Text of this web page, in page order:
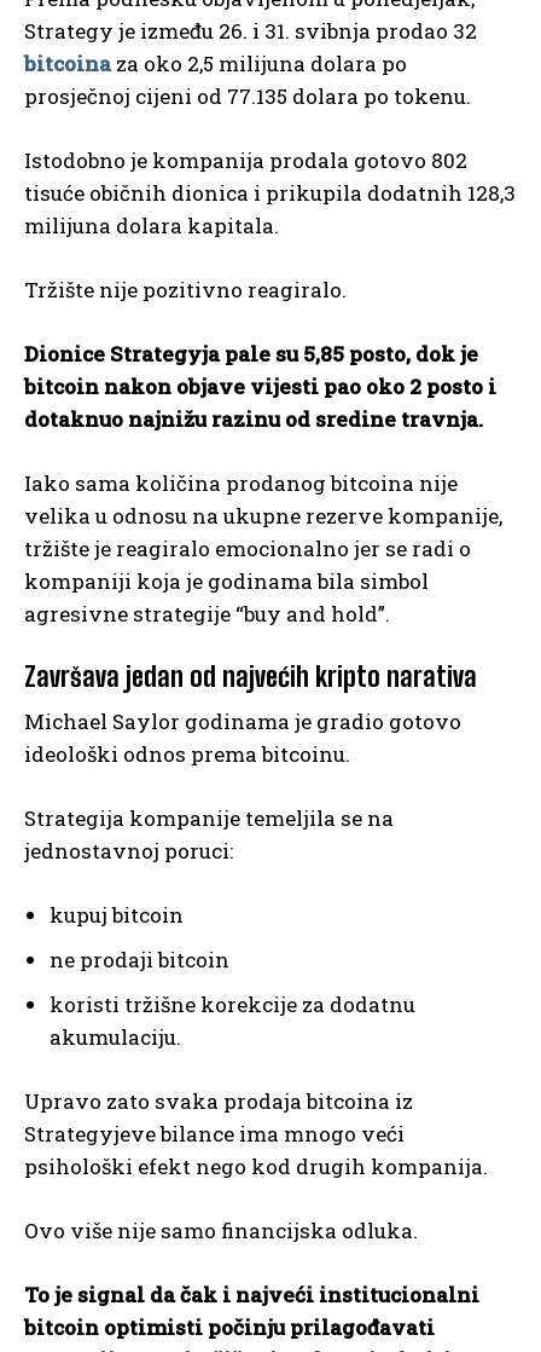
Strategy je između 26. i 31. svibnja prodao 32
bitcoinaza oko 2,5 milijuna dolara po
prosječnoj cijeni od 77.135 dolara po tokenu.
Istodobno je kompanija prodala gotovo 802
tisuće običnih dionica i prikupila dodatnih 128,3
milijuna dolara kapitala.
Tržište nije pozitivno reagiralo.
Dionice Strategyja pale su 5,85 posto, dok je
bitcoin nakon objave vijesti pao oko 2 posto i
dotaknuo najnižu razinu od sredine travnja.
Iako sama količina prodanog bitcoina nije
velika u odnosu na ukupne rezerve kompanije,
tržište je reagiralo emocionalno jer se radi o
kompaniji koja je godinama bila simbol
agresivne strategije “buy and hold”.
Završava jedan od najvećih kripto narativa
Michael Saylor godinama je gradio gotovo
ideološki odnos prema bitcoinu.
Strategija kompanije temeljila se na
jednostavnoj poruci:
kupuj bitcoin
ne prodaji bitcoin
koristi tržišne korekcije za dodatnu
akumulaciju.
Upravo zato svaka prodaja bitcoina iz
Strategyjeve bilance ima mnogo veći
psihološki efekt nego kod drugih kompanija.
Ovo više nije samo financijska odluka.
To je signal da čak i najveći institucionalni
bitcoin optimisti počinju prilagođavati